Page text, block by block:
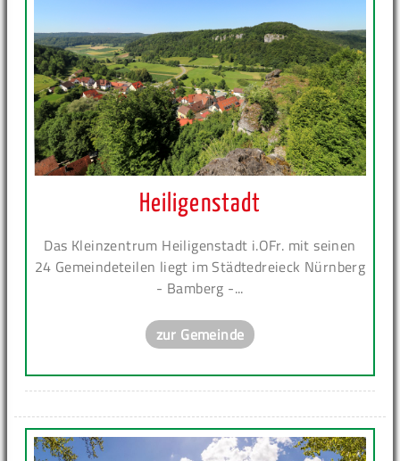
Heiligenstadt
Das Kleinzentrum Heiligenstadt i.OFr. mit seinen
24 Gemeindeteilen liegt im Städtedreieck Nürnberg
- Bamberg -...
zur Gemeinde